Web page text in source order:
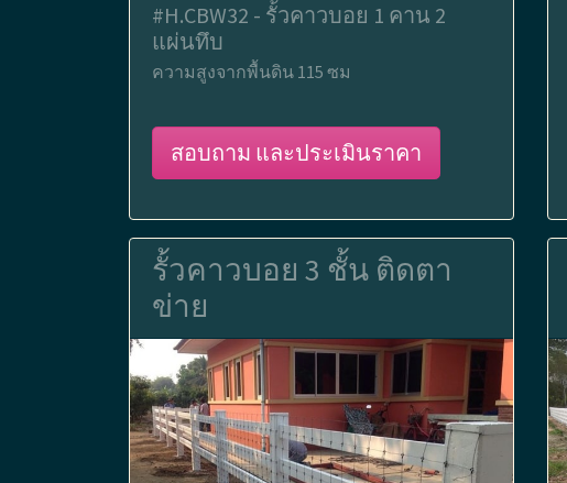
#H.CBW32 - รั้วคาวบอย 1 คาน 2
แผ่นทึบ
ความสูงจากพื้นดิน 115 ซม
สอบถาม และประเมินราคา
รั้วคาวบอย 3 ชั้น ติดตา
ข่าย